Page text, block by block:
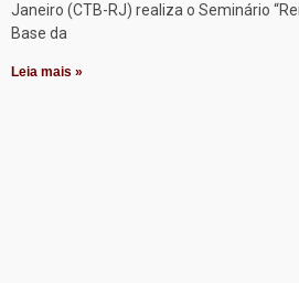
Janeiro (CTB-RJ) realiza o Seminário
Base da
Leia mais »